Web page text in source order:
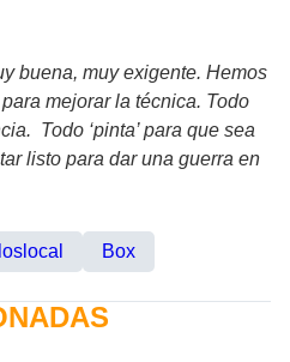
buena, muy exigente. Hemos
mejorar la técnica. Todo
Todo ‘pinta’ para que sea
listo para dar una guerra en
Box